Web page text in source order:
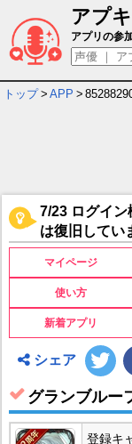
アプ
グラン
アプリの参
トップ > APP >
7/23 ログイ
は復旧してい
マイページ
使い方
新着アプリ
シェア
グランブルー
登録キ